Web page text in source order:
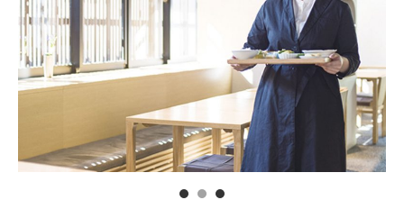
TRAVEL
どこ行く？
FORTUNE
明日のわたし